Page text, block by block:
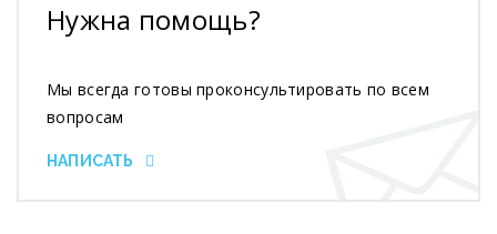
Нужна помощь?
Мы всегда готовы проконсультировать по всем
вопросам
НАПИСАТЬ